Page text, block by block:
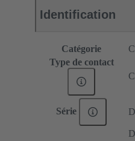
Identification
Catégorie
Type de contact
Série